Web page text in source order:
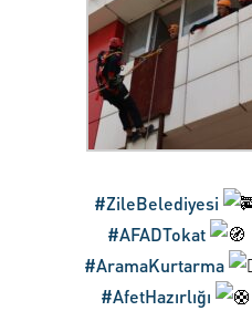
#ZileBelediyesi
#AFADTokat
#AramaKurtarma
#AfetHazırlığı